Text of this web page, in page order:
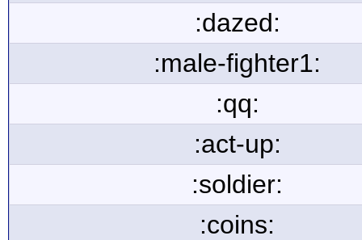
:dazed:
:male-fighter1:
:qq:
:act-up:
:soldier:
:coins: